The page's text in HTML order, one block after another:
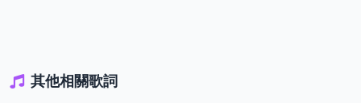
其他相關歌詞